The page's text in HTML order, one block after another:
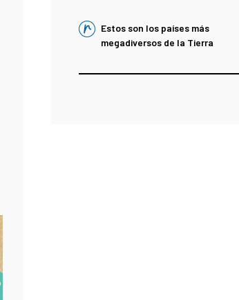
Estos son los países más
megadiversos de la Tierra